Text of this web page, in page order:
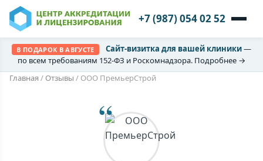
+7 (987) 054 02 52
В ПОДАРОК В АВГУСТЕ Сайт-визитка для вашей клиники—
по всем требованиям 152-ФЗ и Роскомнадзора. Подробнее →
Главная / Отзывы / ООО ПремьерСтрой